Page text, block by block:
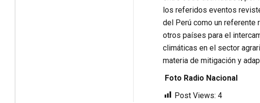
los referidos eventos
del Perú como un referente
otros países para el
climáticas en el sector
materia de mitigación y
Foto Radio Nacional
Post Views: 4